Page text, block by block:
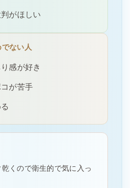
がほしい
ない人
感が好き
が苦手
くので衛生的で気に入っ